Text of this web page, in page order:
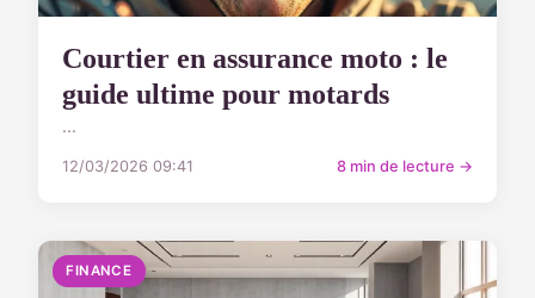
Courtier en assurance moto : le
guide ultime pour motards
...
12/03/2026 09:41 8 min de lecture →
FINANCE